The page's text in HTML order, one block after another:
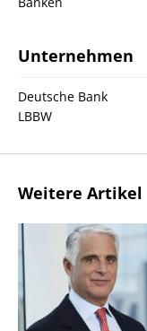
Unternehmen
Deutsche Bank
LBBW
Weitere Artikel